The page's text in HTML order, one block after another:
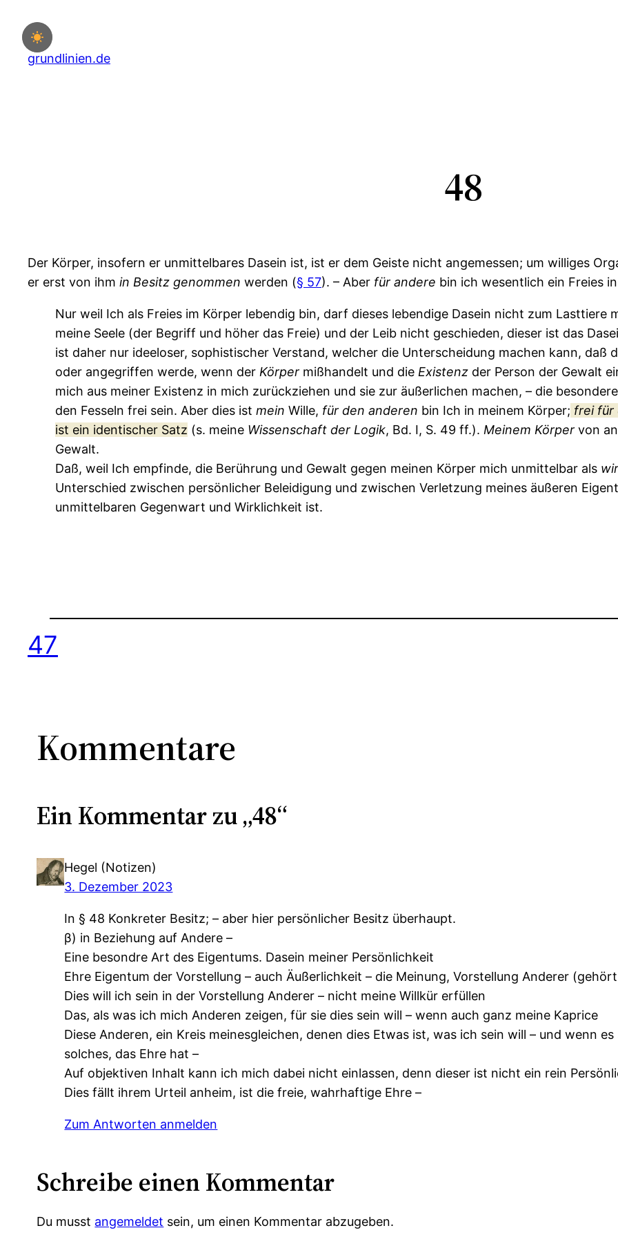
Inhalt
springen
grundlinien.de
48
Der Körper, insofern er unmittelbares Dasein ist, ist er dem Geiste nicht angemessen; um williges
er erst von ihm in Besitz genommen werden (§ 57). – Aber für andere bin ich wesentlich ein Freies
Nur weil Ich als Freies im Körper lebendig bin, darf dieses lebendige Dasein nicht zum
meine Seele (der Begriff und höher das Freie) und der Leib nicht geschieden, dieser ist das
ist daher nur ideeloser, sophistischer Verstand, welcher die Unterscheidung machen kann, daß
oder angegriffen werde, wenn der Körper mißhandelt und die Existenz der Person der Gewalt
mich aus meiner Existenz in mich zurückziehen und sie zur äußerlichen machen, – die
den Fesseln frei sein. Aber dies ist mein Wille, für den anderen bin Ich in meinem Körper; frei für
ist ein identischer Satz (s. meine Wissenschaft der Logik, Bd. I, S. 49 ff.). Meinem Körper von
Gewalt.
Daß, weil Ich empfinde, die Berührung und Gewalt gegen meinen Körper mich unmittelbar als
Unterschied zwischen persönlicher Beleidigung und zwischen Verletzung meines äußeren
unmittelbaren Gegenwart und Wirklichkeit ist.
47
Kommentare
Ein Kommentar zu „48“
Hegel (Notizen)
3. Dezember 2023
In § 48 Konkreter Besitz; – aber hier persönlicher Besitz überhaupt.
β) in Beziehung auf Andere –
Eine besondre Art des Eigentums. Dasein meiner Persönlichkeit
Ehre Eigentum der Vorstellung – auch Äußerlichkeit – die Meinung, Vorstellung Anderer
Dies will ich sein in der Vorstellung Anderer – nicht meine Willkür erfüllen
Das, als was ich mich Anderen zeigen, für sie dies sein will – wenn auch ganz meine Kaprice
Diese Anderen, ein Kreis meinesgleichen, denen dies Etwas ist, was ich sein will – und wenn
solches, das Ehre hat –
Auf objektiven Inhalt kann ich mich dabei nicht einlassen, denn dieser ist nicht ein rein
Dies fällt ihrem Urteil anheim, ist die freie, wahrhaftige Ehre –
Zum Antworten anmelden
Schreibe einen Kommentar
Du musst angemeldet sein, um einen Kommentar abzugeben.